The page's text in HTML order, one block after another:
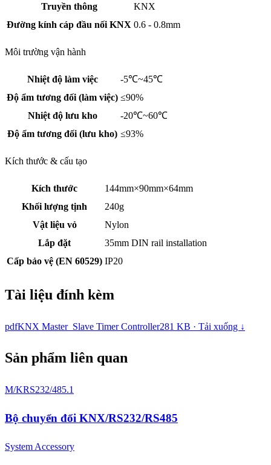
Truyền thông
KNX
Đường kính cáp đầu nối KNX 0.6 - 0.8mm
Môi trường vận hành
Nhiệt độ làm việc
-5℃~45℃
Độ ẩm tương đối (làm việc) ≤90%
Nhiệt độ lưu kho
-20℃~60℃
Độ ẩm tương đối (lưu kho) ≤93%
Kích thước & cấu tạo
Kích thước
144mm×90mm×64mm
Khối lượng tịnh
240g
Vật liệu vỏ
Nylon
Lắp đặt
35mm DIN rail installation
Cấp bảo vệ (EN 60529) IP20
Tài liệu đính kèm
pdfKNX Master_Slave Timer Controller281 KB · Tải xuống ↓
Sản phẩm liên quan
M/KRS232/485.1
Bộ chuyển đổi KNX/RS232/RS485
System Accessory